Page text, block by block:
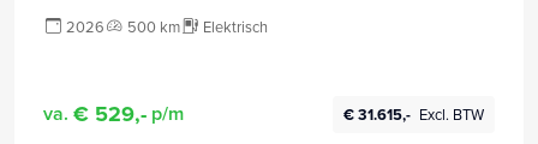
2026 500 km Elektrisch
va. € 529,- p/m € 31.615,- Excl. BTW